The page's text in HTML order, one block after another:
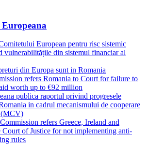
European pentru risc sistemic
vulnerabilitățile din sistemul financiar al
din Europa sunt in Romania
refers Romania to Court for failure to
worth up to €92 million
publica raportul privind progresele
in cadrul mecanismului de cooperare
(MCV)
refers Greece, Ireland and
Court of Justice for not implementing anti-
rules